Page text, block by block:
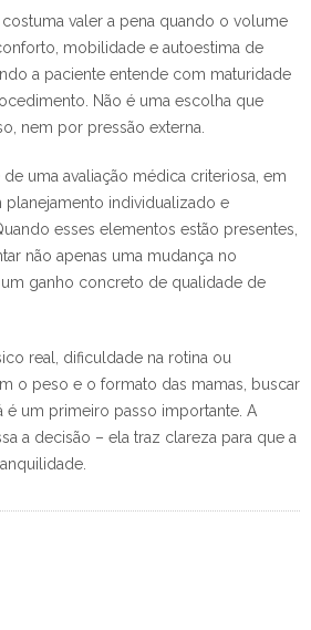
valer a pena quando o volume
mobilidade e autoestima de
a paciente entende com maturidade
Não é uma escolha que
nem por pressão externa.
uma avaliação médica criteriosa, em
individualizado e
esses elementos estão presentes,
não apenas uma mudança no
ganho concreto de qualidade de
real, dificuldade na rotina ou
o peso e o formato das mamas, buscar
é um primeiro passo importante. A
a decisão – ela traz clareza para que a